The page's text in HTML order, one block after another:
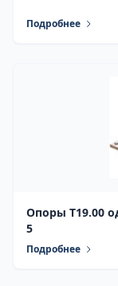
Подробнее
Опоры Т19.00 однокатковые серия 4.903-10 выпуск
5
Подробнее